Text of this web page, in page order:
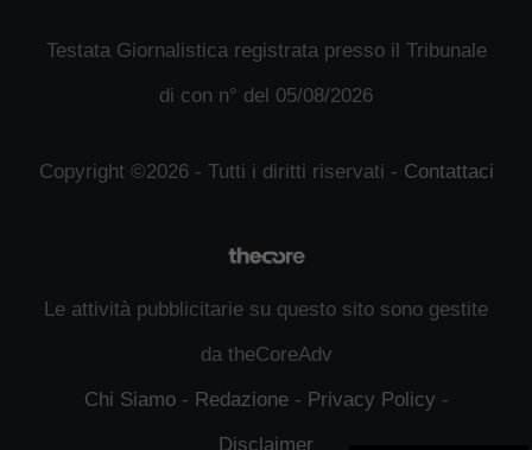
Testata Giornalistica registrata presso il Tribunale
di con n° del 05/08/2026
Copyright ©2026 - Tutti i diritti riservati - Contattaci
Le attività pubblicitarie su questo sito sono gestite
da theCoreAdv
Chi Siamo- Redazione- Privacy Policy -
Disclaimer